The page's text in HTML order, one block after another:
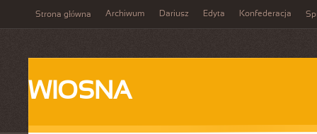
Strona główna Archiwum Dariusz Edyta Konfederacja
WIOSNA